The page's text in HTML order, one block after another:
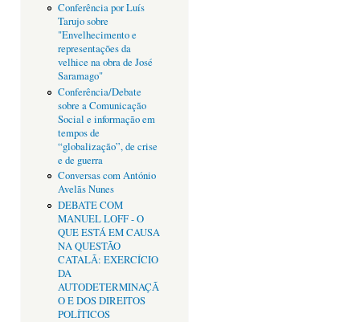
Conferência por Luís
Tarujo sobre
"Envelhecimento e
representações da
velhice na obra de José
Saramago"
Conferência/Debate
sobre a Comunicação
Social e informação em
tempos de
“globalização”, de crise
e de guerra
Conversas com António
Avelãs Nunes
DEBATE COM
MANUEL LOFF - O
QUE ESTÁ EM CAUSA
NA QUESTÃO
CATALÃ: EXERCÍCIO
DA
AUTODETERMINAÇÃ
O E DOS DIREITOS
POLÍTICOS